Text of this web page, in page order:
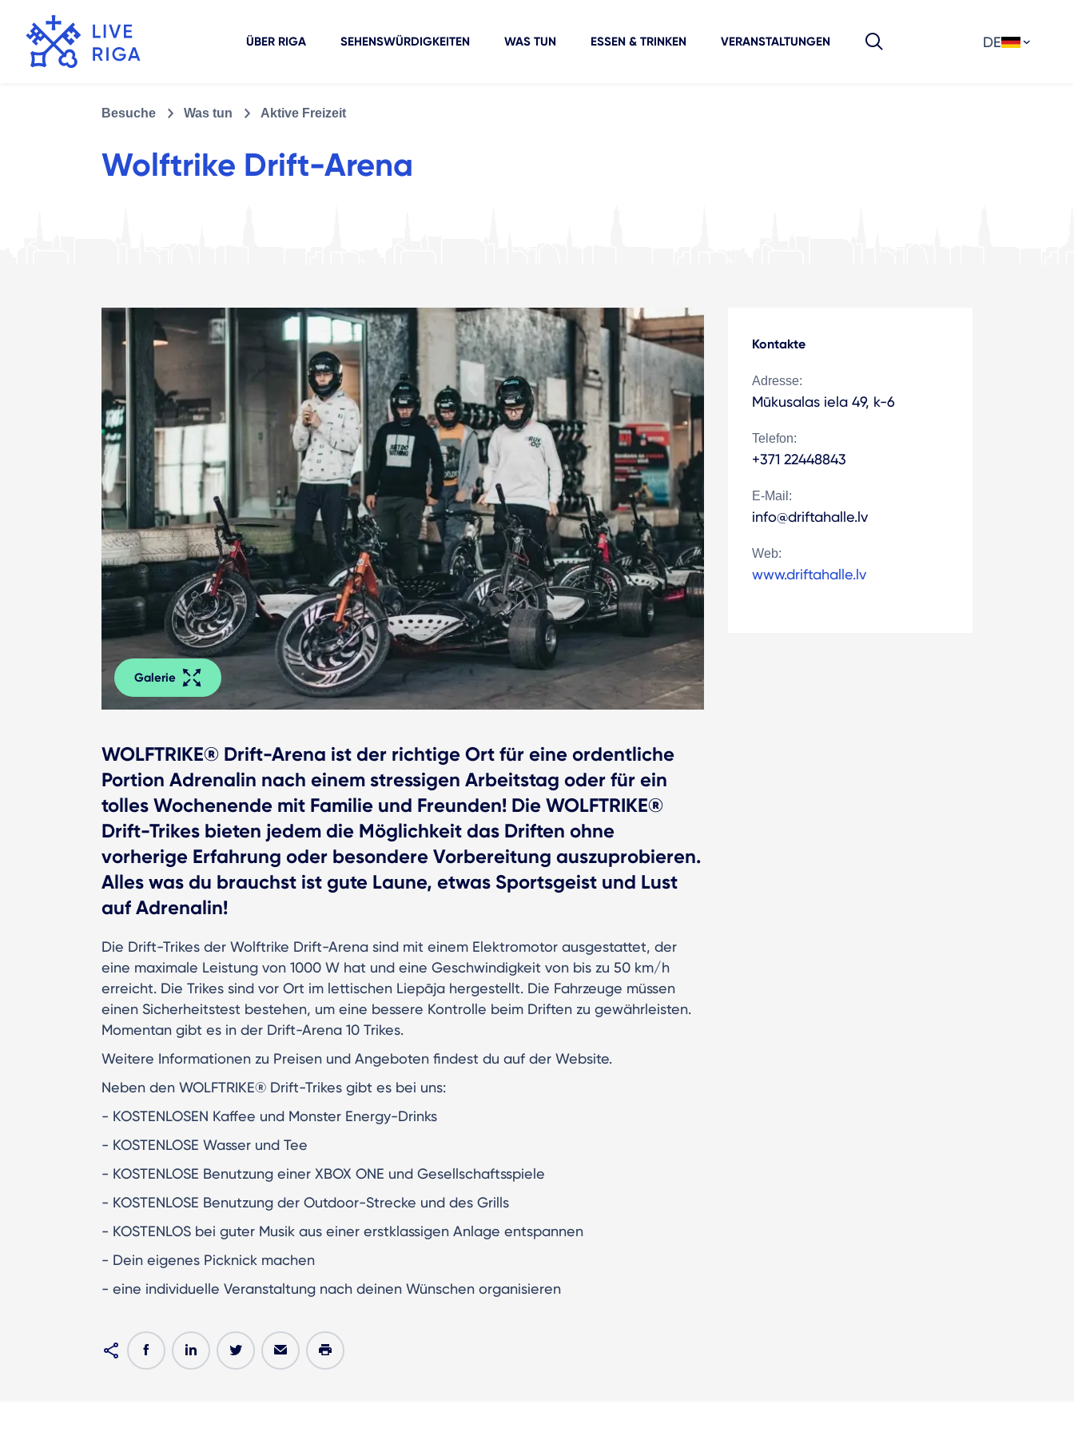
ÜBER RIGA SEHENSWÜRDIGKEITEN WAS TUN ESSEN & TRINKEN VERANSTALTUNGEN DE
Besuche Was tun Aktive Freizeit
Wolftrike Drift-Arena
Galerie
WOLFTRIKE® Drift-Arena ist der richtige Ort für eine ordentliche
Portion Adrenalin nach einem stressigen Arbeitstag oder für ein
tolles Wochenende mit Familie und Freunden! Die WOLFTRIKE®
Drift-Trikes bieten jedem die Möglichkeit das Driften ohne
vorherige Erfahrung oder besondere Vorbereitung auszuprobieren.
Alles was du brauchst ist gute Laune, etwas Sportsgeist und Lust
auf Adrenalin!
Die Drift-Trikes der Wolftrike Drift-Arena sind mit einem Elektromotor ausgestattet, der
eine maximale Leistung von 1000 W hat und eine Geschwindigkeit von bis zu 50 km/h
erreicht. Die Trikes sind vor Ort im lettischen Liepāja hergestellt. Die Fahrzeuge müssen
einen Sicherheitstest bestehen, um eine bessere Kontrolle beim Driften zu gewährleisten.
Momentan gibt es in der Drift-Arena 10 Trikes.
Weitere Informationen zu Preisen und Angeboten findest du auf der Website.
Neben den WOLFTRIKE® Drift-Trikes gibt es bei uns:
- KOSTENLOSEN Kaffee und Monster Energy-Drinks
- KOSTENLOSE Wasser und Tee
- KOSTENLOSE Benutzung einer XBOX ONE und Gesellschaftsspiele
- KOSTENLOSE Benutzung der Outdoor-Strecke und des Grills
- KOSTENLOS bei guter Musik aus einer erstklassigen Anlage entspannen
- Dein eigenes Picknick machen
- eine individuelle Veranstaltung nach deinen Wünschen organisieren
Kontakte
Adresse:
Mūkusalas iela 49, k-6
Telefon:
+371 22448843
E-Mail:
info@driftahalle.lv
Web:
www.driftahalle.lv